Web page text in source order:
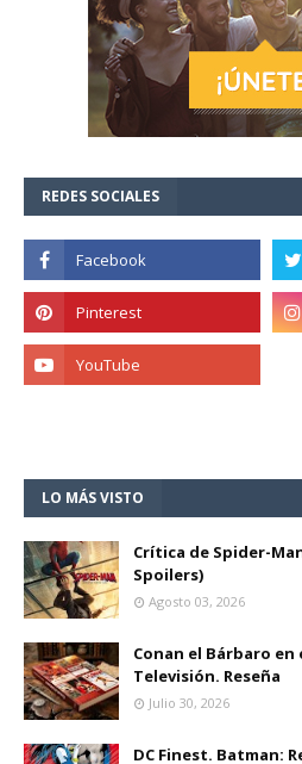
REDES SOCIALES
LO MÁS VISTO
Crítica de Spider-
Spoilers)
Agosto 03, 2026
Conan el Bárbaro en
Televisión. Reseña
Julio 30, 2026
DC Finest. Batman: